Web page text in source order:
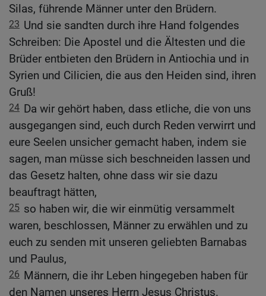
Silas, führende Männer unter den Brüdern.
23 Und sie sandten durch ihre Hand folgendes
Schreiben: Die Apostel und die Ältesten und die
Brüder entbieten den Brüdern in Antiochia und in
Syrien und Cilicien, die aus den Heiden sind, ihren
Gruß!
24 Da wir gehört haben, dass etliche, die von uns
ausgegangen sind, euch durch Reden verwirrt und
eure Seelen unsicher gemacht haben, indem sie
sagen, man müsse sich beschneiden lassen und
das Gesetz halten, ohne dass wir sie dazu
beauftragt hätten,
25 so haben wir, die wir einmütig versammelt
waren, beschlossen, Männer zu erwählen und zu
euch zu senden mit unseren geliebten Barnabas
und Paulus,
26 Männern, die ihr Leben hingegeben haben für
den Namen unseres Herrn Jesus Christus.